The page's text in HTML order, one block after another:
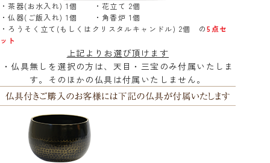
・茶器(お水入れ) 1個 ・花立て 2個
・仏器(ご飯入れ) 1個 ・角香炉 1個
・ろうそく立て(もしくはクリスタルキャンドル) 2個 の5点セ
ット
上記よりお選び頂けます
・仏具無しを選択の方は、天目・三宝のみ付属いたしま
す。そのほかの仏具は付属いたしません。